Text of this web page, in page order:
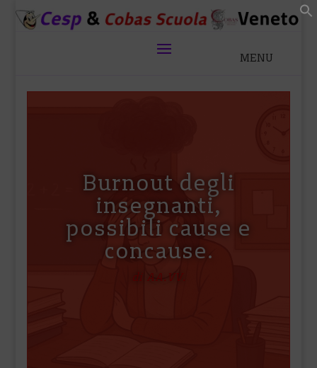
Burnout degli
insegnanti,
possibili cause e
concause.
di AA.VV.